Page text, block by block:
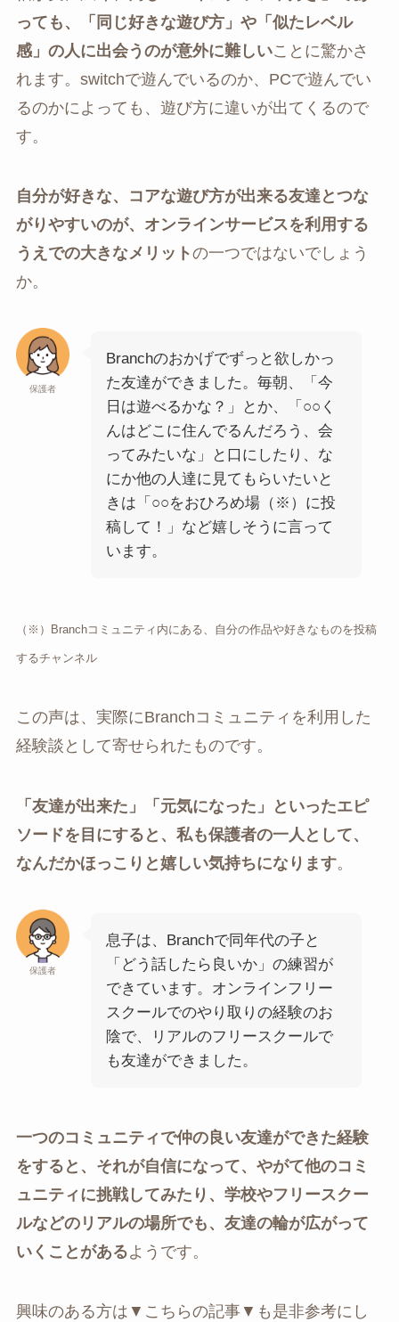
っても、「同じ好きな遊び方」や「似たレベル
感」の人に出会うのが意外に難しいことに驚かさ
れます。switchで遊んでいるのか、PCで遊んでい
るのかによっても、遊び方に違いが出てくるので
す。
自分が好きな、コアな遊び方が出来る友達とつな
がりやすいのが、オンラインサービスを利用する
うえでの大きなメリットの一つではないでしょう
か。
保護者
Branchのおかげでずっと欲しかっ
た友達ができました。毎朝、「今
日は遊べるかな？」とか、「○○く
んはどこに住んでるんだろう、会
ってみたいな」と口にしたり、な
にか他の人達に見てもらいたいと
きは「○○をおひろめ場（※）に投
稿して！」など嬉しそうに言って
います。
（※）Branchコミュニティ内にある、自分の作品や好きなものを投稿
するチャンネル
この声は、実際にBranchコミュニティを利用した
経験談として寄せられたものです。
「友達が出来た」「元気になった」といったエピ
ソードを目にすると、私も保護者の一人として、
なんだかほっこりと嬉しい気持ちになります。
保護者
息子は、Branchで同年代の子と
「どう話したら良いか」の練習が
できています。オンラインフリー
スクールでのやり取りの経験のお
陰で、リアルのフリースクールで
も友達ができました。
一つのコミュニティで仲の良い友達ができた経験
をすると、それが自信になって、やがて他のコミ
ュニティに挑戦してみたり、学校やフリースクー
ルなどのリアルの場所でも、友達の輪が広がって
いくことがあるようです。
興味のある方は▼こちらの記事▼も是非参考にし